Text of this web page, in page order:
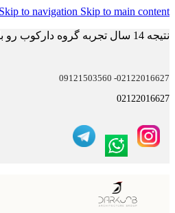
Skip to navigation Skip to main content
نتیجه 14 سال تجربه گروه دارکوب رو باهاتون به اشتراک میذاریم...
02122016627- 09121503560
02122016627